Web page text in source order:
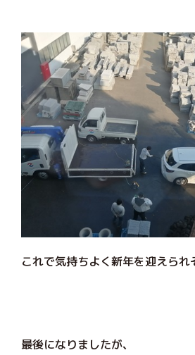
これで気持ちよく新年を迎えられ
最後になりましたが、